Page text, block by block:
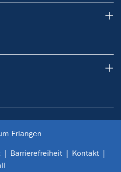
Erlangen
Barrierefreiheit
Kontakt